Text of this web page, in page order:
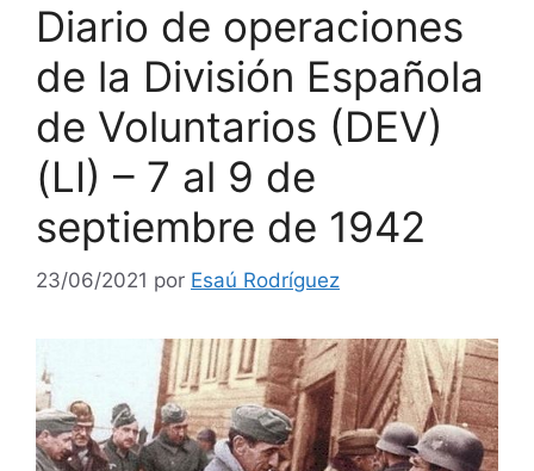
Diario de operaciones
de la División Española
de Voluntarios (DEV)
(LI) – 7 al 9 de
septiembre de 1942
23/06/2021 por Esaú Rodríguez